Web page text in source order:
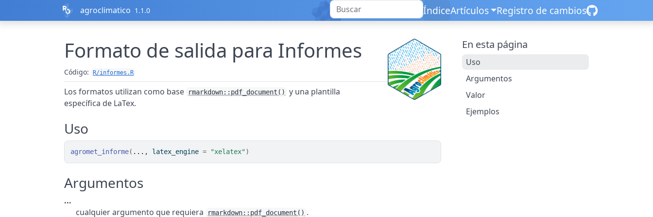
agroclimatico 1.1.0 ÍndiceArtículos Registro de cambios
Formato de salida para Informes
Código: R/informes.R
Los formatos utilizan como base rmarkdown::pdf_document()
y una plantilla
específica de LaTex.
Uso
agromet_informe( ... , latex_engine = "xelatex")
Argumentos
...
cualquier argumento que requiera
rmarkdown::pdf_document() .
En esta página
Uso
Argumentos
Valor
Ejemplos